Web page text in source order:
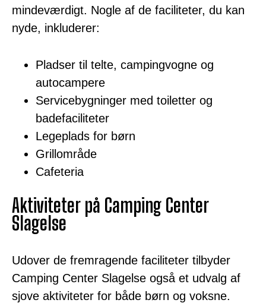
mindeværdigt. Nogle af de faciliteter, du kan
nyde, inkluderer:
Pladser til telte, campingvogne og
autocampere
Servicebygninger med toiletter og
badefaciliteter
Legeplads for børn
Grillområde
Cafeteria
Aktiviteter på Camping Center
Slagelse
Udover de fremragende faciliteter tilbyder
Camping Center Slagelse også et udvalg af
sjove aktiviteter for både børn og voksne.